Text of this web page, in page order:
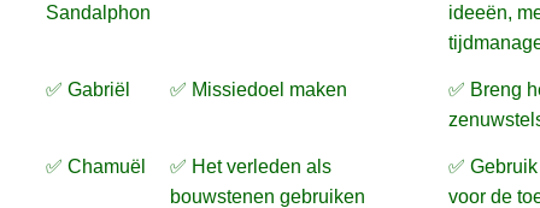
Sandalphon
ideeën,
✅ Gabriël ✅ Missiedoel maken
✅ Breng
✅ Chamuël
✅ Het verleden als
bouwstenen gebruiken
✅
voor de